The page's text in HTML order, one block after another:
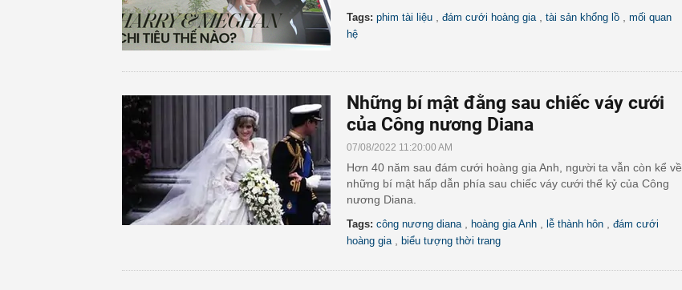
Tags: phim tài liệu đám cưới hoàng gia tài sản khổng lồ
mối quan
hệ
Những bí mật đằng sau chiếc váy cưới
của Công nương Diana
07/08/2022 11:20:00 AM
Hơn 40 năm sau đám cưới hoàng gia Anh, người ta vẫn còn kể về
những bí mật hấp dẫn phía sau chiếc váy cưới thế kỷ của Công
nương Diana.
Tags: công nương diana hoàng gia Anh lễ thành hôn
đám cưới
hoàng gia
biểu tượng thời trang